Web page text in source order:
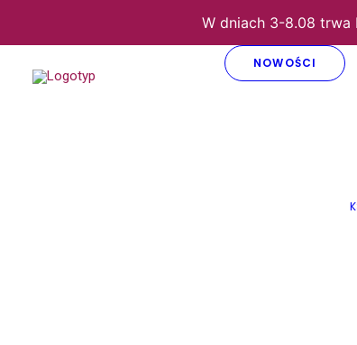
W dniach 3-8.08 trwa
NOWOŚCI
LEKCJE